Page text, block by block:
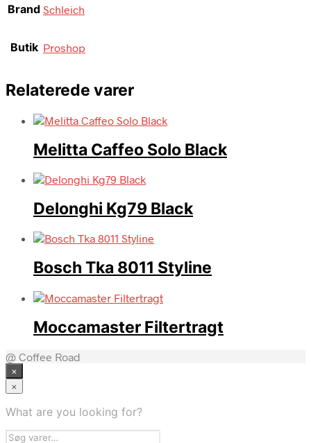
Brand Schleich
Butik Proshop
Relaterede varer
Melitta Caffeo Solo Black
Delonghi Kg79 Black
Bosch Tka 8011 Styline
Moccamaster Filtertragt
@ Coffee Road
×
×
What are you looking for?